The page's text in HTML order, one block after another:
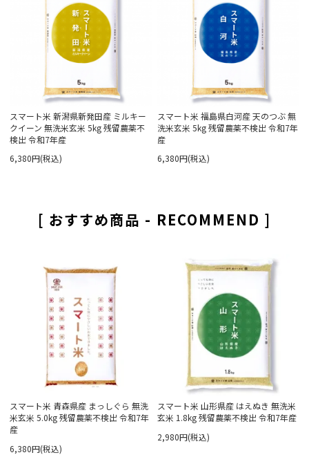
スマート米 新潟県新発田産 ミルキー
クイーン 無洗米玄米 5kg 残留農薬不
検出 令和7年産
6,380円(税込)
スマート米 福島県白河産 天のつぶ 無
洗米玄米 5kg 残留農薬不検出 令和7年
産
6,380円(税込)
[ おすすめ商品 - RECOMMEND ]
スマート米 青森県産 まっしぐら 無洗
米玄米 5.0kg 残留農薬不検出 令和7年
産
6,380円(税込)
スマート米 山形県産 はえぬき 無洗米
玄米 1.8kg 残留農薬不検出 令和7年産
2,980円(税込)